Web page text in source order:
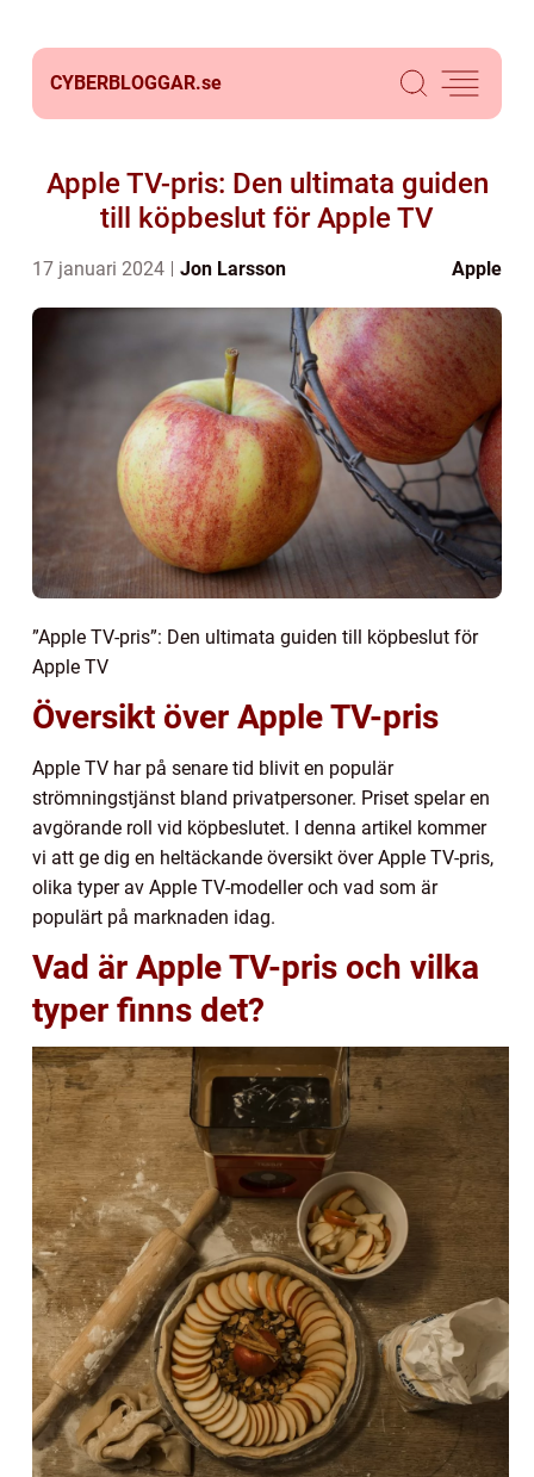
CYBERBLOGGAR.se
Apple TV-pris: Den ultimata guiden
till köpbeslut för Apple TV
17 januari 2024 Jon Larsson Apple
”Apple TV-pris”: Den ultimata guiden till köpbeslut för
Apple TV
Översikt över Apple TV-pris
Apple TV har på senare tid blivit en populär
strömningstjänst bland privatpersoner. Priset spelar en
avgörande roll vid köpbeslutet. I denna artikel kommer
vi att ge dig en heltäckande översikt över Apple TV-pris,
olika typer av Apple TV-modeller och vad som är
populärt på marknaden idag.
Vad är Apple TV-pris och vilka
typer finns det?